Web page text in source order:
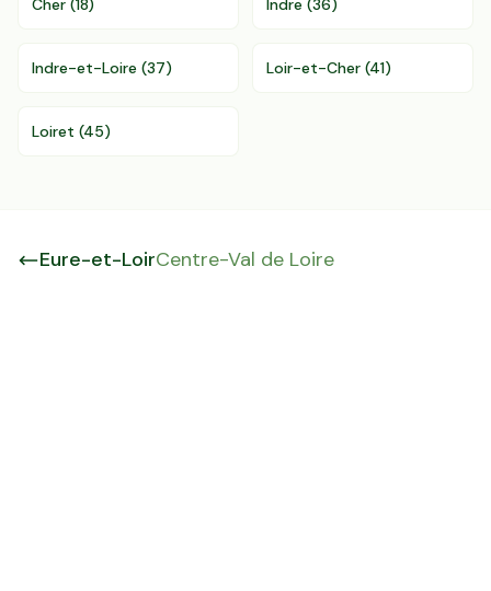
Cher (18) Indre (36)
Indre-et-Loire (37) Loir-et-Cher (41)
Loiret (45)
Eure-et-LoirCentre-Val de Loire